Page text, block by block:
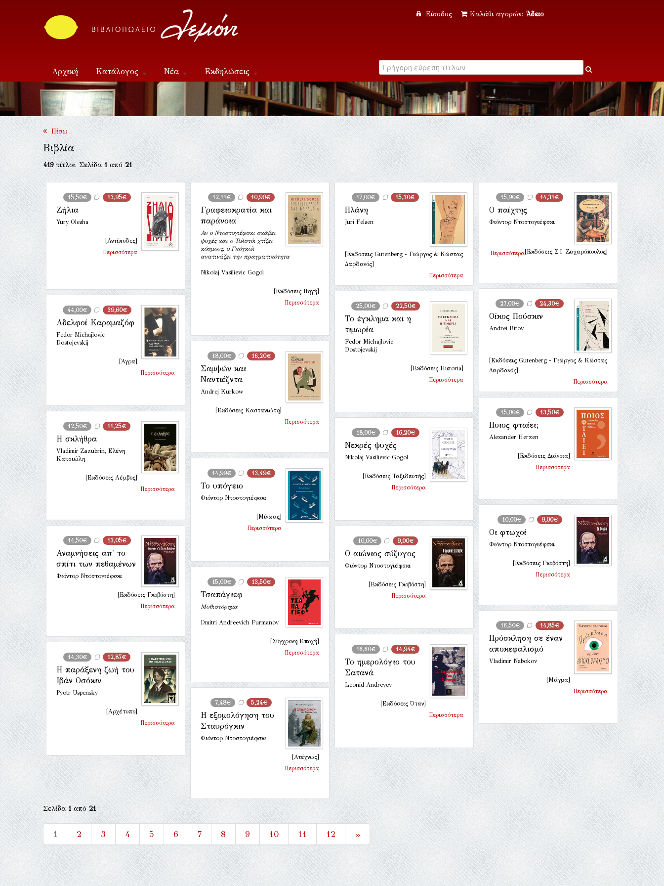
Είσοδος Καλάθι αγορών: Άδειο
Αρχική Κατάλογος Νέα Εκδηλώσεις
Επικοινωνία
Πίσω
Βιβλία
419τίτλοι. Σελίδα1από21
15,50€ 13,95€
Ζήλια
Yury Olesha
[Αντίποδες]
Περισσότερα
12,11€ 10,90€
Γραφειοκρατία και
παράνοια
Αν ο Ντοστογιέφσκι σκάβει
ψυχές και ο Τολστόι χτίζει
κόσμους, ο Γκόγκολ
ανατινάζει την πραγματικότητα
Nikolaj Vasilievic Gogol
[Εκδόσεις Πηγή]
Περισσότερα
17,00€ 15,30€
Πλάνη
Juri Felsen
[Εκδόσεις Gutenberg - Γιώργος & Κώστας
Δαρδανός]
Περισσότερα
15,90€ 14,31€
Ο παίχτης
Φιόντορ Ντοστογιέφσκι
[Εκδόσεις Σ.Ι. Ζαχαρόπουλος]
Περισσότερα
27,00€ 24,30€
Οίκος Πούσκιν
Andrei Bitov
[Εκδόσεις Gutenberg - Γιώργος & Κώστας
Δαρδανός]
Περισσότερα
25,00€ 22,50€
Το έγκλημα και η
τιμωρία
Fedor Michajlovic
Dostojevskij
[Εκδόσεις Historia]
Περισσότερα
44,00€ 39,60€
Αδελφοί Καραμαζόφ
Fedor Michajlovic
Dostojevskij
[Άγρα]
Περισσότερα
18,00€ 16,20€
Σαμψών και
Ναντιέζντα
Andrej Kurkow
[Εκδόσεις Καστανιώτη]
Περισσότερα
15,00€ 13,50€
Ποιος φταίει;
Alexander Herzen
[Εκδόσεις Διάνοια]
Περισσότερα
12,50€ 11,25€
Η σκλήθρα
Vladimir Zazubrin, Ελένη
Κατσιώλη
[Εκδόσεις Λέμβος]
Περισσότερα
18,00€ 16,20€
Νεκρές ψυχές
Nikolaj Vasilievic Gogol
[Εκδόσεις Ταξιδευτής]
Περισσότερα
14,99€ 13,49€
Το υπόγειο
Φιόντορ Ντοστογιέφσκι
[Μίνωας]
Περισσότερα
10,00€ 9,00€
Οι φτωχοί
Φιόντορ Ντοστογιέφσκι
[Εκδόσεις Γκοβόστη]
Περισσότερα
14,50€ 13,05€
Αναμνήσεις απ' το
σπίτι των πεθαμένων
Φιόντορ Ντοστογιέφσκι
[Εκδόσεις Γκοβόστη]
Περισσότερα
10,00€ 9,00€
Ο αιώνιος σύζυγος
Φιόντορ Ντοστογιέφσκι
[Εκδόσεις Γκοβόστη]
Περισσότερα
15,00€ 13,50€
Τσαπάγιεφ
Μυθιστόρημα
Dmitri Andreevich Furmanov
[Σύγχρονη Εποχή]
Περισσότερα
16,50€ 14,85€
Πρόσκληση σε έναν
αποκεφαλισμό
Vladimir Nabokov
[Μάγμα]
Περισσότερα
16,60€ 14,94€
Το ημερολόγιο του
Σατανά
Leonid Andreyev
[Εκδόσεις Όταν]
Περισσότερα
14,30€ 12,87€
Η παράξενη ζωή του
Ιβάν Οσόκιν
Pyotr Uspensky
[Αρχέτυπο]
Περισσότερα
7,48€ 5,24€
Η εξομολόγηση του
Σταυρόγκιν
Φιόντορ Ντοστογιέφσκι
[Ατέχνως]
Περισσότερα
Σελίδα1από21
1 2 3 4 5 6 7 8 9 10 11 12 »